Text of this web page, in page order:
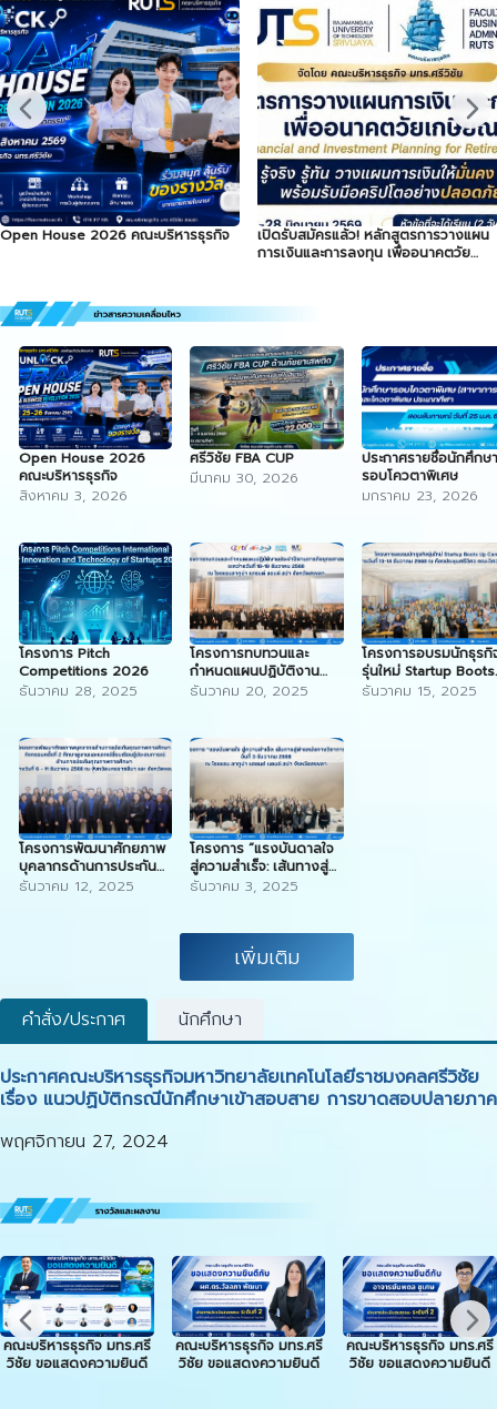
Open House 2026 คณะบริหารธุรกิจ
เปิดรับสมัครแล้ว! หลักสูตรการวางแผน
การเงินและการลงทุน เพื่ออนาคตวัย
Open House 2026
คณะบริหารธุรกิจ
สิงหาคม 3, 2026
ศรีวิชัย FBA CUP
มีนาคม 30, 2026
ประกาศรายชื่อนักศึกษา
รอบโควตาพิเศษ
มกราคม 23, 2026
โครงการ Pitch
Competitions 2026
ธันวาคม 28, 2025
โครงการทบทวนและ
กำหนดแผนปฏิบัติงาน
ประจำปีตามภารกิจ
ธันวาคม 20, 2025
โครงการอบรมนักธุรกิ
รุ่นใหม่ Startup Boots
Up Camp
ธันวาคม 15, 2025
โครงการพัฒนาศักยภาพ
บุคลากรด้านการประกัน
คุณภาพการศึกษา
ธันวาคม 12, 2025
โครงการ “แรงบันดาลใจ
สู่ความสำเร็จ: เส้นทางสู่
ตำแหน่งทางวิชาการ”
ธันวาคม 3, 2025
เพิ่มเติม
คำสั่ง/ประกาศ นักศึกษา
ประกาศคณะบริหารธุรกิจมหาวิทยาลัยเทคโนโลยีราชมงคลศรีวิชัย
เรื่อง แนวปฏิบัติกรณีนักศึกษาเข้าสอบสาย การขาดสอบปลายภาค
พฤศจิกายน 27, 2024
คณะบริหารธุรกิจ มทร.ศรี
วิชัย ขอแสดงความยินดี
คณะบริหารธุรกิจ มทร.ศรี
วิชัย ขอแสดงความยินดี
คณะบริหารธุรกิจ มทร.ศรี
วิชัย ขอแสดงความยินดี